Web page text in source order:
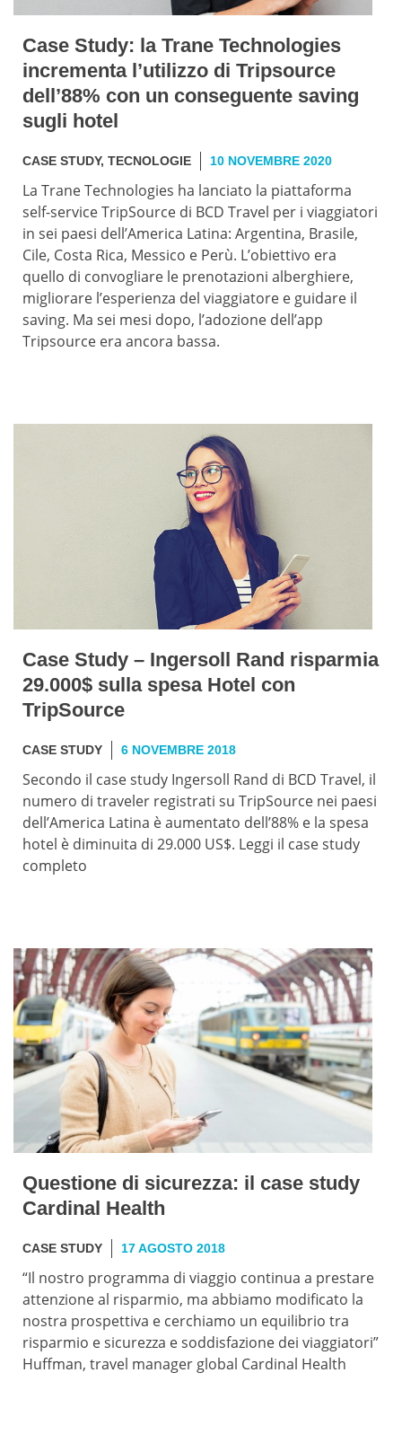
Case Study: la Trane Technologies
incrementa l’utilizzo di Tripsource
dell’88% con un conseguente saving
sugli hotel
CASE STUDY, TECNOLOGIE 10 NOVEMBRE 2020
La Trane Technologies ha lanciato la piattaforma
self-service TripSource di BCD Travel per i viaggiatori
in sei paesi dell’America Latina: Argentina, Brasile,
Cile, Costa Rica, Messico e Perù. L’obiettivo era
quello di convogliare le prenotazioni alberghiere,
migliorare l’esperienza del viaggiatore e guidare il
saving. Ma sei mesi dopo, l’adozione dell’app
Tripsource era ancora bassa.
Case Study – Ingersoll Rand risparmia
29.000$ sulla spesa Hotel con
TripSource
CASE STUDY 6 NOVEMBRE 2018
Secondo il case study Ingersoll Rand di BCD Travel, il
numero di traveler registrati su TripSource nei paesi
dell’America Latina è aumentato dell’88% e la spesa
hotel è diminuita di 29.000 US$. Leggi il case study
completo
Questione di sicurezza: il case study
Cardinal Health
CASE STUDY 17 AGOSTO 2018
“Il nostro programma di viaggio continua a prestare
attenzione al risparmio, ma abbiamo modificato la
nostra prospettiva e cerchiamo un equilibrio tra
risparmio e sicurezza e soddisfazione dei viaggiatori”
Huffman, travel manager global Cardinal Health